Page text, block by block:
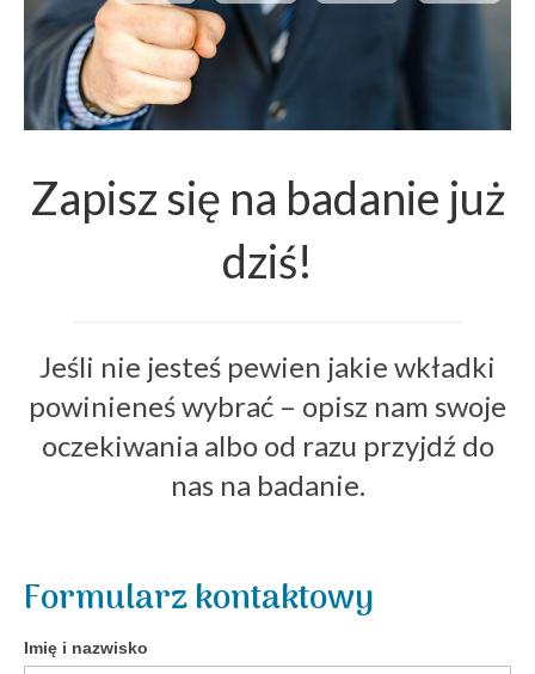
Zapisz się na badanie już
dziś!
Jeśli nie jesteś pewien jakie wkładki
powinieneś wybrać – opisz nam swoje
oczekiwania albo od razu przyjdź do
nas na badanie.
Formularz kontaktowy
Imię i nazwisko